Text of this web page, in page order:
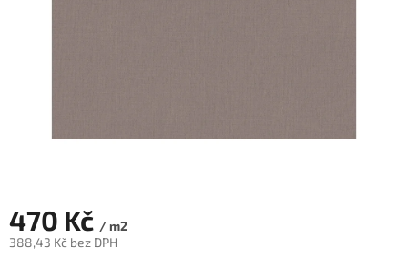
470 Kč / m2
388,43 Kč bez DPH